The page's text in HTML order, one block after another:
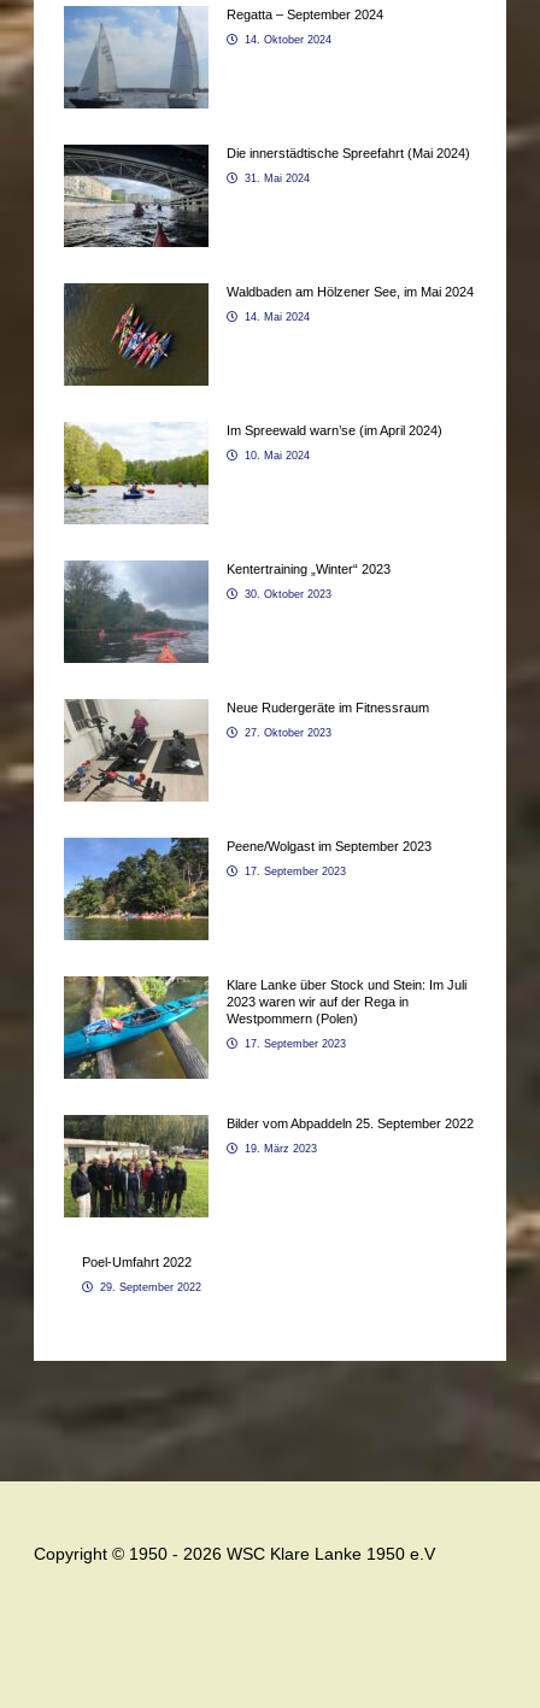
Regatta – September 2024
14. Oktober 2024
Die innerstädtische Spreefahrt (Mai 2024)
31. Mai 2024
Waldbaden am Hölzener See, im Mai 2024
14. Mai 2024
Im Spreewald warn’se (im April 2024)
10. Mai 2024
Kentertraining „Winter“ 2023
30. Oktober 2023
Neue Rudergeräte im Fitnessraum
27. Oktober 2023
Peene/Wolgast im September 2023
17. September 2023
Klare Lanke über Stock und Stein: Im Juli
2023 waren wir auf der Rega in
Westpommern (Polen)
17. September 2023
Bilder vom Abpaddeln 25. September 2022
19. März 2023
Poel-Umfahrt 2022
29. September 2022
Copyright © 1950 - 2026 WSC Klare Lanke 1950 e.V